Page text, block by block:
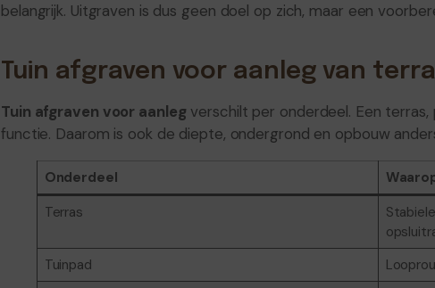
belangrijk. Uitgraven is dus geen doel op zich, maar een
Tuin afgraven voor aanleg van
Tuin afgraven voor aanleg verschilt per onderdeel. Een
functie. Daarom is ook de diepte, ondergrond en opbouw
Onderdeel
Terras
Tuinpad